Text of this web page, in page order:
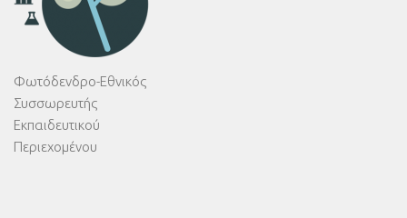
Φωτόδενδρο-Εθνικός
Συσσωρευτής
Εκπαιδευτικού
Περιεχομένου